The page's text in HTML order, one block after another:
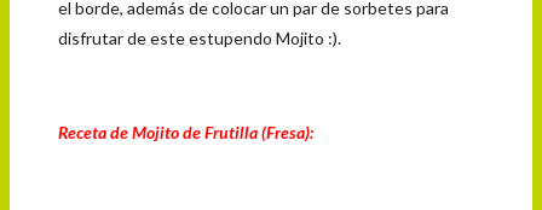
el borde, además de colocarun parde sorbetes para
disfrutar de este estupendo Mojito :).
Receta de Mojito de Frutilla (Fresa):